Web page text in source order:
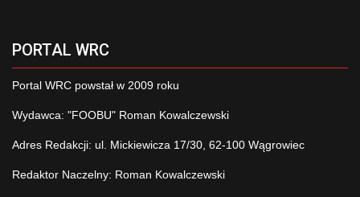
PORTAL WRC
Portal WRC powstał w 2009 roku
Wydawca: "FOOBU" Roman Kowalczewski
Adres Redakcji: ul. Mickiewicza 17/30, 62-100 Wągrowiec
Redaktor Naczelny: Roman Kowalczewski